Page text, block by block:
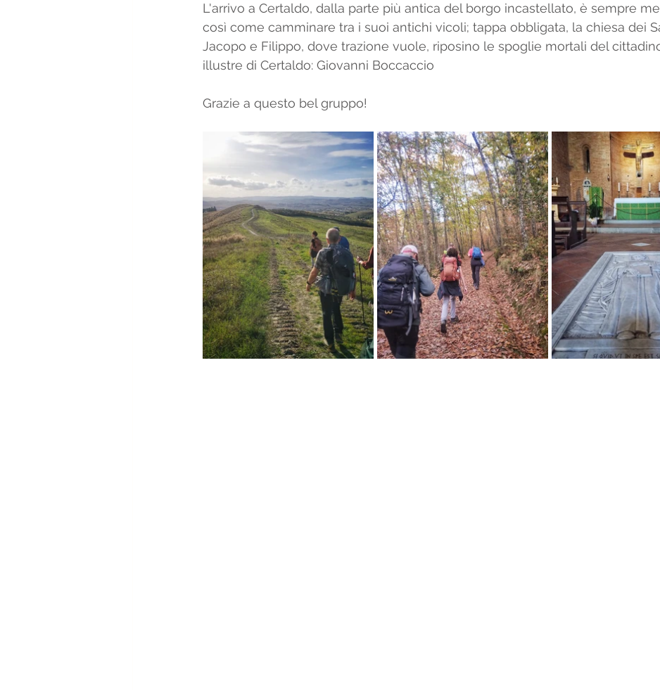
L'arrivo a Certaldo, dalla parte più antica del borgo incastellato, è sempre
così come camminare tra i suoi antichi vicoli; tappa obbligata, la chiesa dei
Jacopo e Filippo, dove trazione vuole, riposino le spoglie mortali del
illustre di Certaldo: Giovanni Boccaccio
Grazie a questo bel gruppo!